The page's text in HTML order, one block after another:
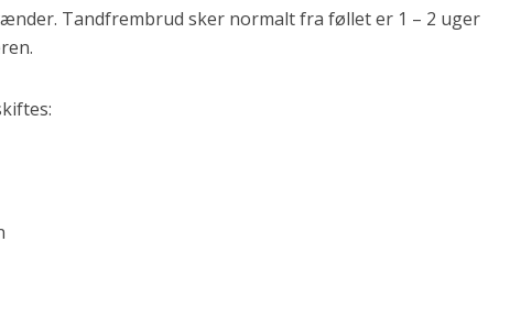
Tandfrembrud sker normalt fra føllet er 1 – 2 uger